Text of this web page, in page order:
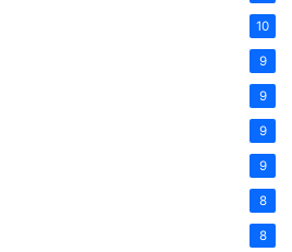
10
9
9
9
9
8
8